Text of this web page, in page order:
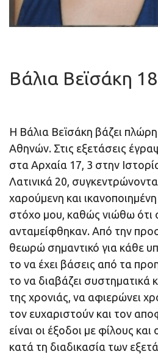
Βάλια Βεϊσάκη
Η Βάλια Βεϊσάκη βάζει πλώρη
Αθηνών. Στις εξετάσεις
στα Αρχαία 17, 3 στην
Λατινικά 20,
χαρούμενη και
στόχο μου, καθώς νιώθω ότι
ανταμείφθηκαν. Από την
θεωρώ σημαντικό για κάθε
το να έχει βάσεις από τα
το να διαβάζει συστηματικά
της χρονιάς, να αφιερώνει
τον ευχαριστούν και τον
είναι οι έξοδοι με φίλους
κατά τη διαδικασία των